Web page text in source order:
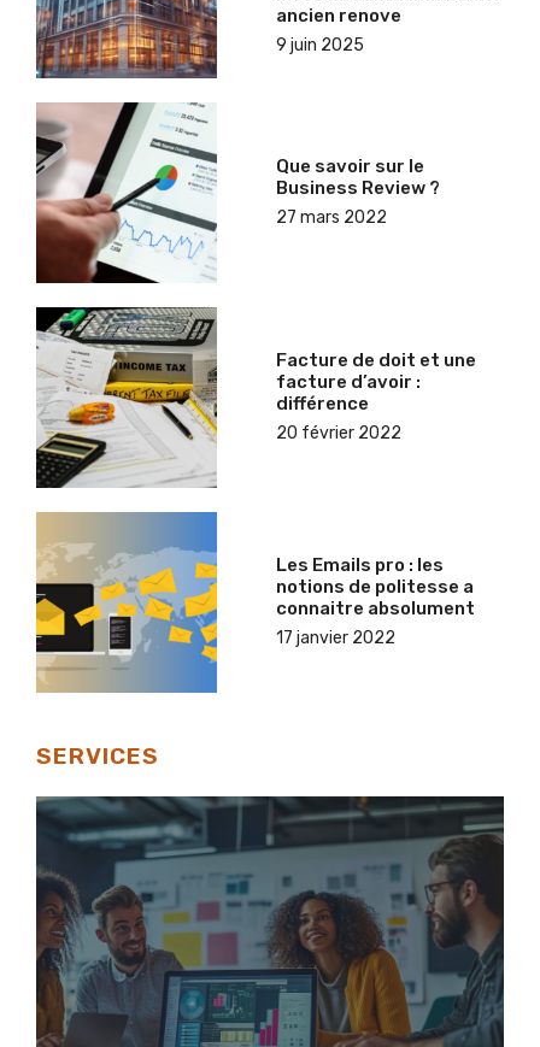
ancien renove
9 juin 2025
Que savoir sur le
Business Review ?
27 mars 2022
Facture de doit et une
facture d’avoir :
différence
20 février 2022
Les Emails pro : les
notions de politesse a
connaitre absolument
17 janvier 2022
SERVICES